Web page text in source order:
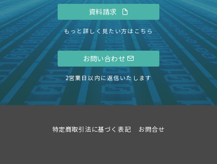
資料請求
もっと詳しく見たい方はこちら
お問い合わせ
2営業日以内に返信いたします
特定商取引法に基づく表記 お問合せ